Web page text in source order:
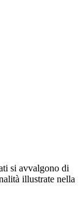
si avvalgono di
illustrate nella